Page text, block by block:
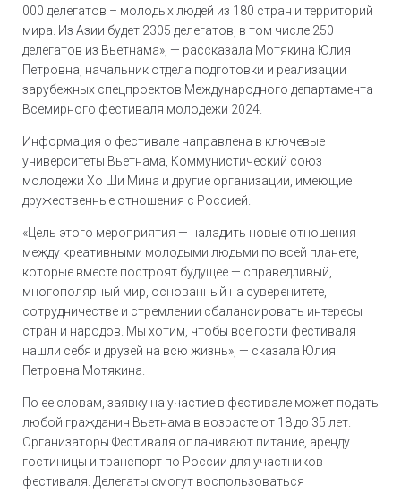
000 делегатов – молодых людей из 180 стран и территорий
мира. Из Азии будет 2305 делегатов, в том числе 250
делегатов из Вьетнама», — рассказала Мотякина Юлия
Петровна, начальник отдела подготовки и реализации
зарубежных спецпроектов Международного департамента
Всемирного фестиваля молодежи 2024.
Информация о фестивале направлена в ключевые
университеты Вьетнама, Коммунистический союз
молодежи Хо Ши Мина и другие организации, имеющие
дружественные отношения с Россией.
«Цель этого мероприятия — наладить новые отношения
между креативными молодыми людьми по всей планете,
которые вместе построят будущее — справедливый,
многополярный мир, основанный на суверенитете,
сотрудничестве и стремлении сбалансировать интересы
стран и народов. Мы хотим, чтобы все гости фестиваля
нашли себя и друзей на всю жизнь», — сказала Юлия
Петровна Мотякина.
По ее словам, заявку на участие в фестивале может подать
любой гражданин Вьетнама в возрасте от 18 до 35 лет.
Организаторы Фестиваля оплачивают питание, аренду
гостиницы и транспорт по России для участников
фестиваля. Делегаты смогут воспользоваться